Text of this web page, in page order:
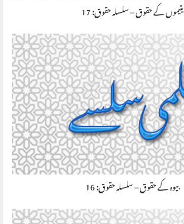
يتیموں کے حقوق – سلسلہ حقوق: 17
بیوہ کے حقوق – سلسلہ حقوق: 16